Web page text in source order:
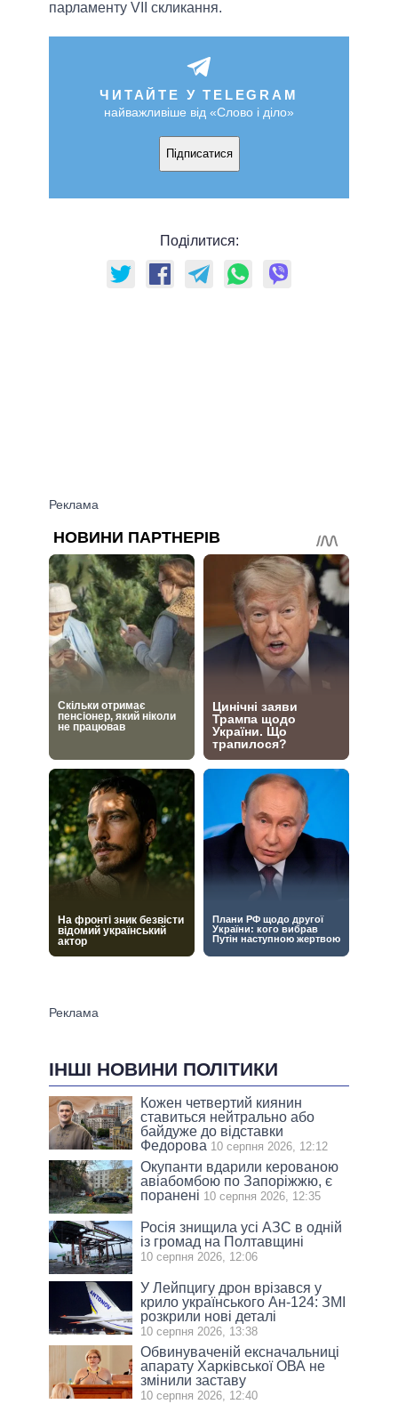
парламенту VII скликання.
ЧИТАЙТЕ У TELEGRAM
найважливіше від «Слово і діло»
Підписатися
Поділитися:
ІНШІ НОВИНИ ПОЛІТИКИ
Кожен четвертий киянин
ставиться нейтрально або
байдуже до відставки
Федорова 10 серпня 2026, 12:12
Окупанти вдарили керованою
авіабомбою по Запоріжжю, є
поранені 10 серпня 2026, 12:35
Росія знищила усі АЗС в одній
із громад на Полтавщині
10 серпня 2026, 12:06
У Лейпцигу дрон врізався у
крило українського Ан-124: ЗМІ
розкрили нові деталі
10 серпня 2026, 13:38
Обвинуваченій ексначальниці
апарату Харківської ОВА не
змінили заставу
10 серпня 2026, 12:40